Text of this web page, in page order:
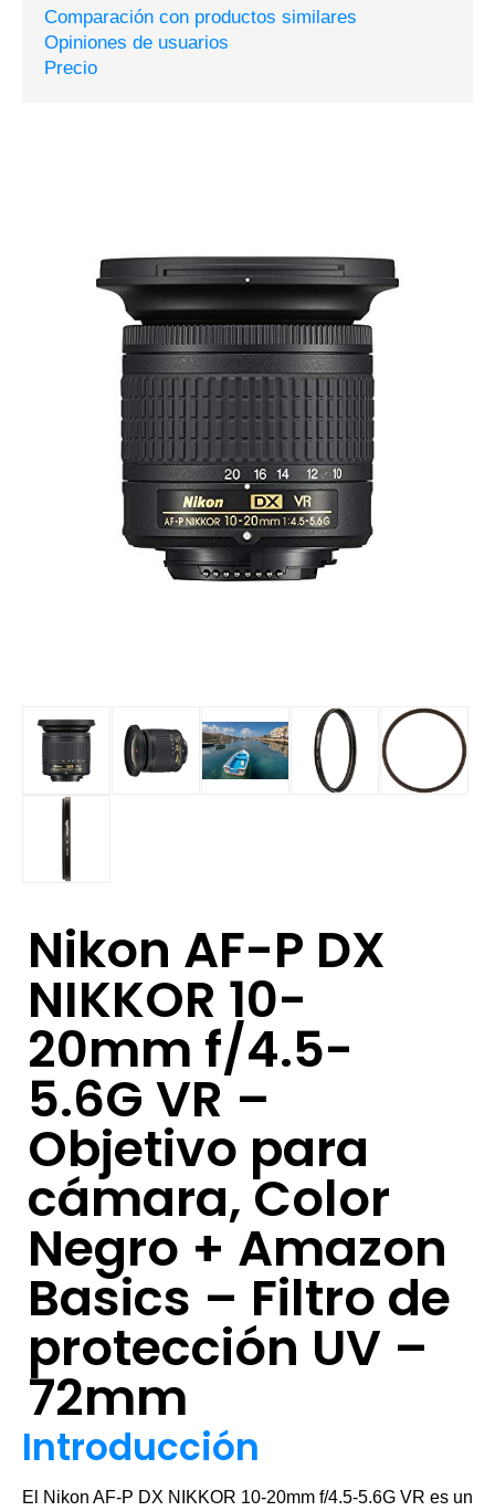
Comparación con productos similares
Opiniones de usuarios
Precio
Nikon AF-P DX
NIKKOR 10-
20mm f/4.5-
5.6G VR –
Objetivo para
cámara, Color
Negro + Amazon
Basics – Filtro de
protección UV –
72mm
Introducción
El Nikon AF-P DX NIKKOR 10-20mm f/4.5-5.6G VR es un